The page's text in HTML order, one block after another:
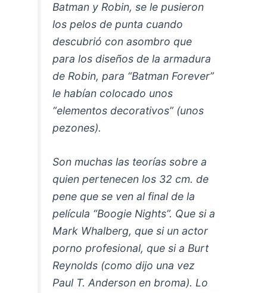
Batman y Robin, se le pusieron
los pelos de punta cuando
descubrió con asombro que
para los diseños de la armadura
de Robin, para “Batman Forever”
le habían colocado unos
“elementos decorativos” (unos
pezones).
Son muchas las teorías sobre a
quien pertenecen los 32 cm. de
pene que se ven al final de la
película “Boogie Nights”. Que si a
Mark Whalberg, que si un actor
porno profesional, que si a Burt
Reynolds (como dijo una vez
Paul T. Anderson en broma). Lo